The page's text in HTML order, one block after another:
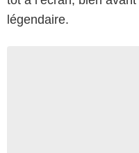
légendaire.